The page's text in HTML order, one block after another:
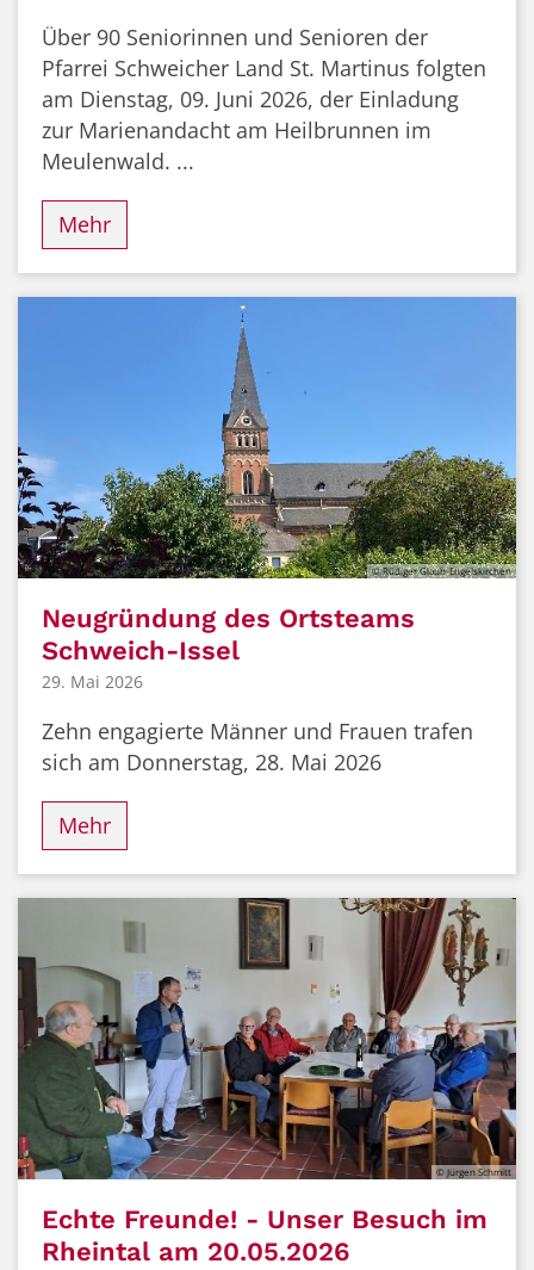
Über 90 Seniorinnen und Senioren der
Pfarrei Schweicher Land St. Martinus folgten
am Dienstag, 09. Juni 2026, der Einladung
zur Marienandacht am Heilbrunnen im
Meulenwald. ...
Mehr
© Rüdiger Glaub-Engelskirchen
Neugründung des Ortsteams
Schweich-Issel
29. Mai 2026
Zehn engagierte Männer und Frauen trafen
sich am Donnerstag, 28. Mai 2026
Mehr
© Jürgen Schmitt
Echte Freunde! - Unser Besuch im
Rheintal am 20.05.2026